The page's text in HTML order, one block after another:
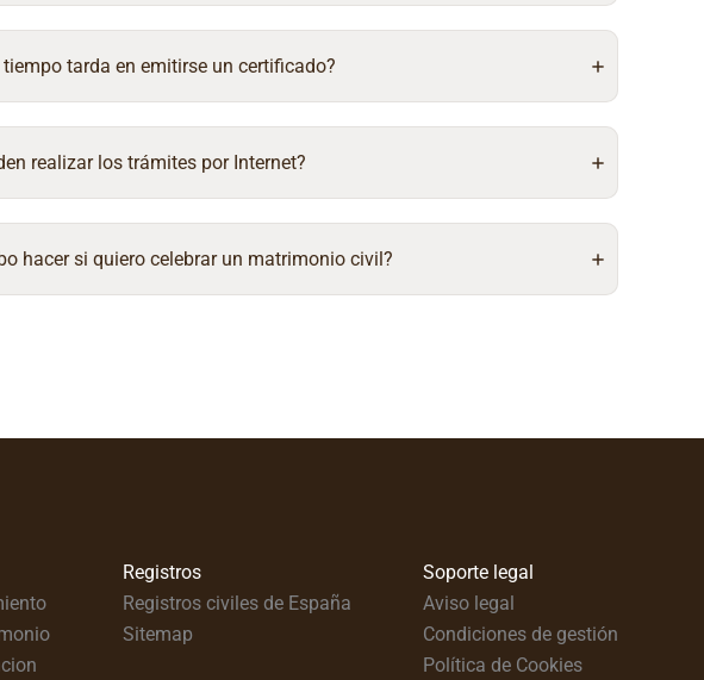
tarda en emitirse un certificado?
realizar los trámites por Internet?
hacer si quiero celebrar un matrimonio civil?
Registros
Registros civiles de España
Sitemap
Soporte legal
Aviso legal
Condiciones de gestión
Política de Cookies